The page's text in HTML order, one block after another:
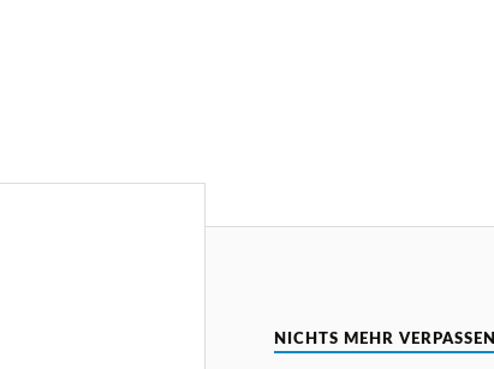
NICHTS MEHR VERPASSEN